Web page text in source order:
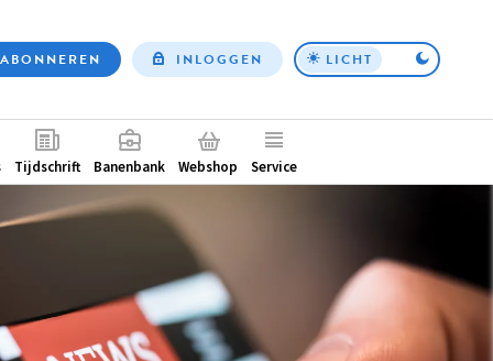
Top
ABONNEREN INLOGGEN LICHT
Tijdschrift Banenbank Webshop Service